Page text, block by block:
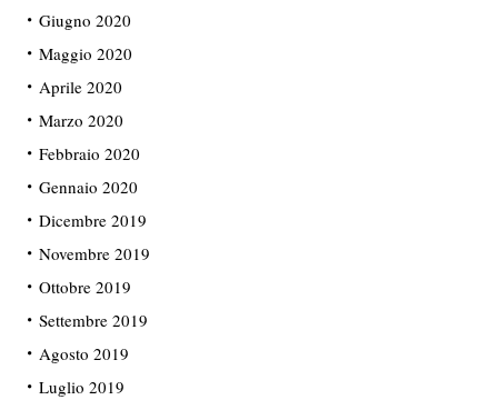
Giugno 2020
Maggio 2020
Aprile 2020
Marzo 2020
Febbraio 2020
Gennaio 2020
Dicembre 2019
Novembre 2019
Ottobre 2019
Settembre 2019
Agosto 2019
Luglio 2019